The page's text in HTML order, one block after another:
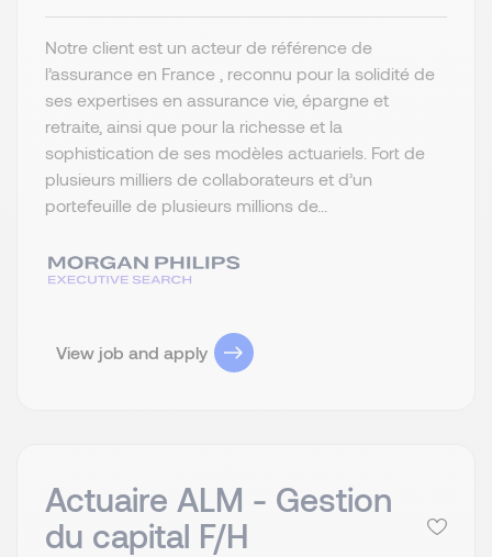
Notre client est un acteur de référence de
l’assurance en France , reconnu pour la solidité de
ses expertises en assurance vie, épargne et
retraite, ainsi que pour la richesse et la
sophistication de ses modèles actuariels. Fort de
plusieurs milliers de collaborateurs et d’un
portefeuille de plusieurs millions de...
View job and apply
Actuaire ALM - Gestion
du capital F/H